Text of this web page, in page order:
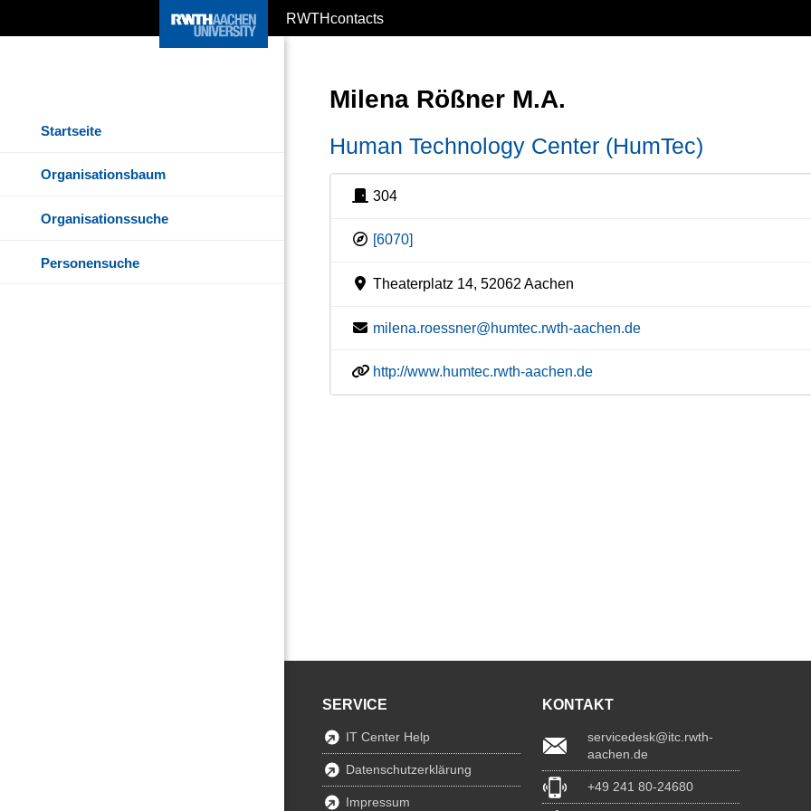
RWTHcontacts
Startseite
Organisationsbaum
Organisationssuche
Personensuche
Milena Rößner M.A.
Human Technology Center (HumTec)
304
[6070]
Theaterplatz 14, 52062 Aachen
milena.roessner@humtec.rwth-aachen.de
http://www.humtec.rwth-aachen.de
SERVICE
IT Center Help
Datenschutzerklärung
Impressum
KONTAKT
servicedesk@itc.rwth-
aachen.de
+49 241 80-24680